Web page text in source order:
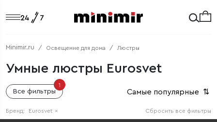
Minimir.ru Освещение для дома Люстры
Умные люстры Eurosvet
Все фильтры
1
Самые популярные ⇅
Сбросить все фильтры
Бренд: Eurosvet ×